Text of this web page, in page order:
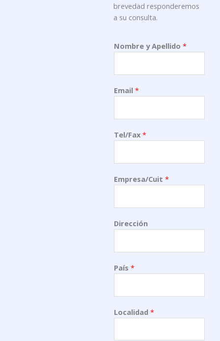
brevedad responderemos
a su consulta.
Nombre y Apellido*
Email*
Tel/Fax*
Empresa/Cuit*
Dirección
País*
Localidad*